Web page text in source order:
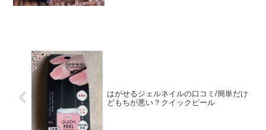
はがせるジェルネイルの口コミ/簡単だけ
どもちが悪い？クイックピール